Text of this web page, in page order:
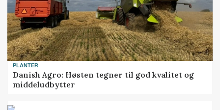
PLANTER
Danish Agro: Høsten tegner til god kvalitet og
middeludbytter